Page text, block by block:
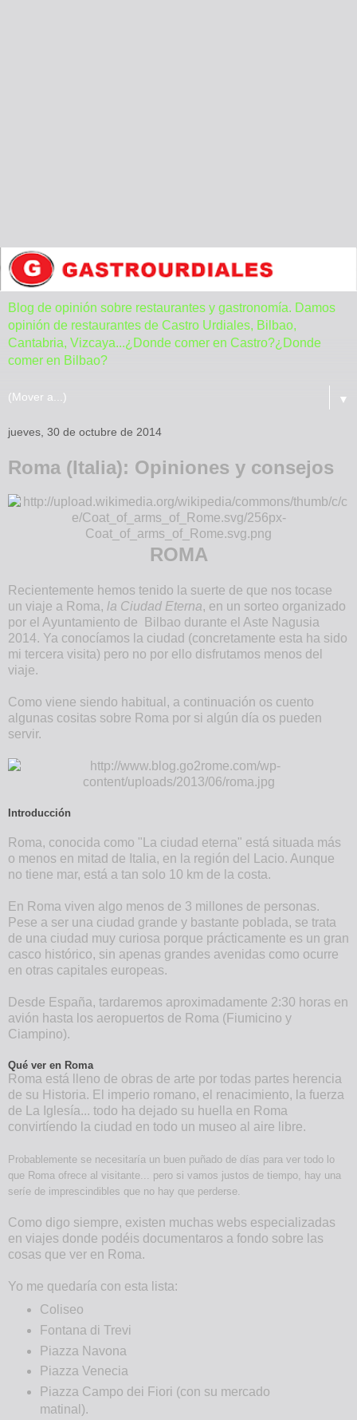
Blog de opinión sobre restaurantes y gastronomía. Damos
opinión de restaurantes de Castro Urdiales, Bilbao,
Cantabria, Vizcaya...¿Donde comer en Castro?¿Donde
comer en Bilbao?
▼
jueves, 30 de octubre de 2014
Roma (Italia): Opiniones y consejos
ROMA
Recientemente hemos tenido la suerte de que nos tocase
un viaje a Roma, la Ciudad Eterna, en un sorteo organizado
por el Ayuntamiento de Bilbao durante el Aste Nagusia
2014. Ya conocíamos la ciudad (concretamente esta ha sido
mi tercera visita) pero no por ello disfrutamos menos del
viaje.
Como viene siendo habitual, a continuación os cuento
algunas cositas sobre Roma por si algún día os pueden
servir.
Introducción
Roma, conocida como "La ciudad eterna" está situada más
o menos en mitad de Italia, en la región del Lacio. Aunque
no tiene mar, está a tan solo 10 km de la costa.
En Roma viven algo menos de 3 millones de personas.
Pese a ser una ciudad grande y bastante poblada, se trata
de una ciudad muy curiosa porque prácticamente es un gran
casco histórico, sin apenas grandes avenidas como ocurre
en otras capitales europeas.
Desde España, tardaremos aproximadamente 2:30 horas en
avión hasta los aeropuertos de Roma (Fiumicino y
Ciampino).
Qué ver en Roma
Roma está lleno de obras de arte por todas partes herencia
de su Historia. El imperio romano, el renacimiento, la fuerza
de La Iglesía... todo ha dejado su huella en Roma
convirtíendo la ciudad en todo un museo al aire libre.
Probablemente se necesitaría un buen puñado de días para ver todo lo
que Roma ofrece al visitante... pero si vamos justos de tiempo, hay una
seríe de imprescindibles que no hay que perderse.
Como digo siempre, existen muchas webs especializadas
en viajes donde podéis documentaros a fondo sobre las
cosas que ver en Roma.
Yo me quedaría con esta lista:
Coliseo
Fontana di Trevi
Piazza Navona
Piazza Venecia
Piazza Campo dei Fiori (con su mercado
matinal).